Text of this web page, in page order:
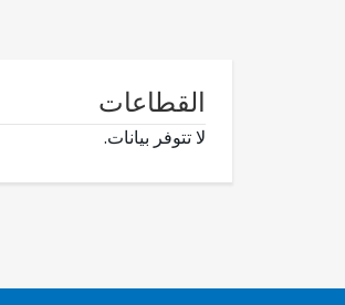
القطاعات
لا تتوفر بيانات.